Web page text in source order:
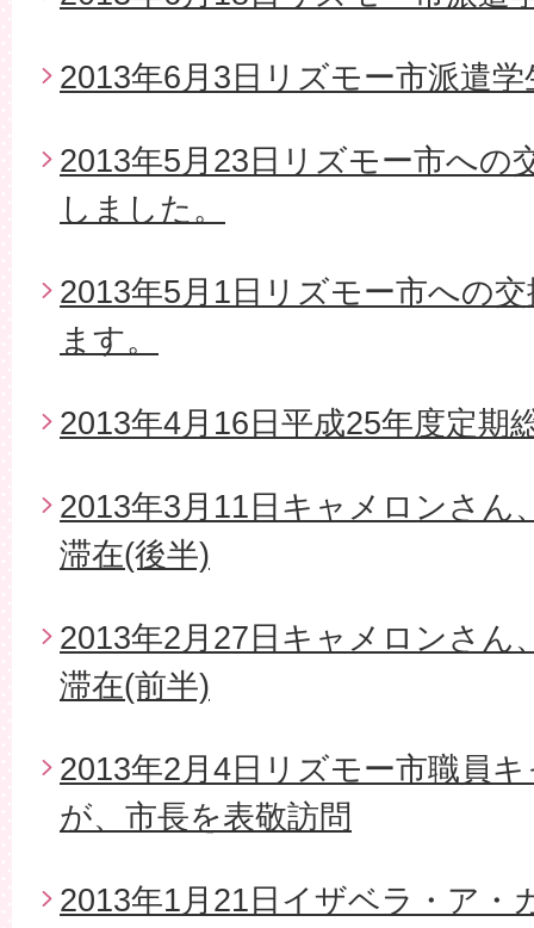
2013年6月3日リズモー市派遣学
2013年5月23日リズモー市への
しました。
2013年5月1日リズモー市への
ます。
2013年4月16日平成25年度定期
2013年3月11日キャメロンさん
滞在(後半)
2013年2月27日キャメロンさん
滞在(前半)
2013年2月4日リズモー市職員
が、市長を表敬訪問
2013年1月21日イザベラ・ア・